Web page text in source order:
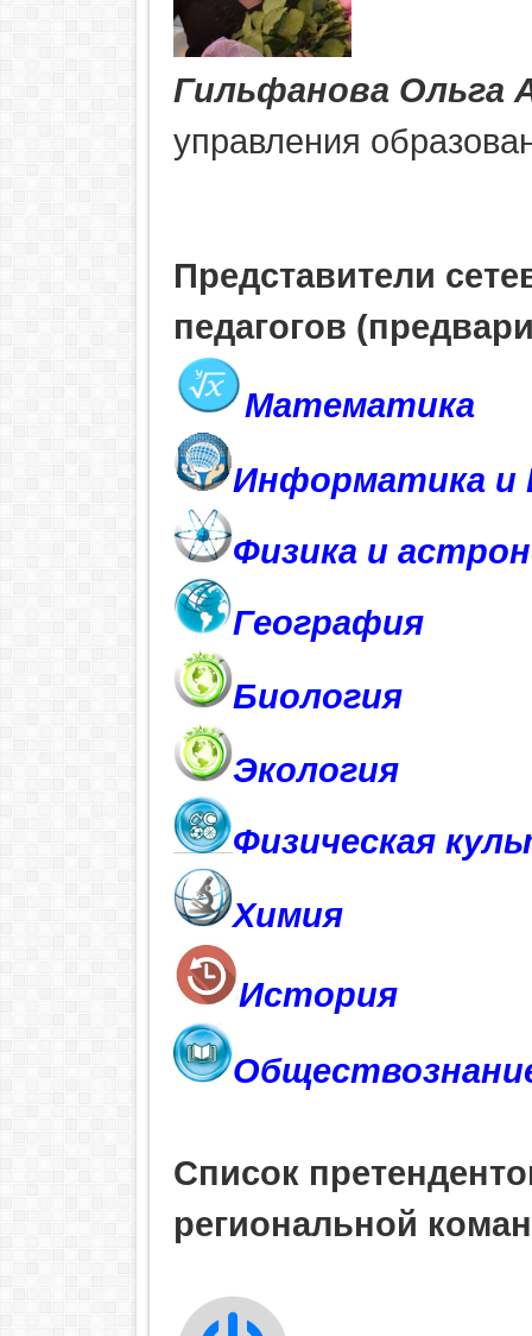
Гильфанова Ольга
управления
Представители
педагогов
Математика
Информатика и
Физика и
География
Биология
Экология
Физическая
Химия
История
Список
региональной